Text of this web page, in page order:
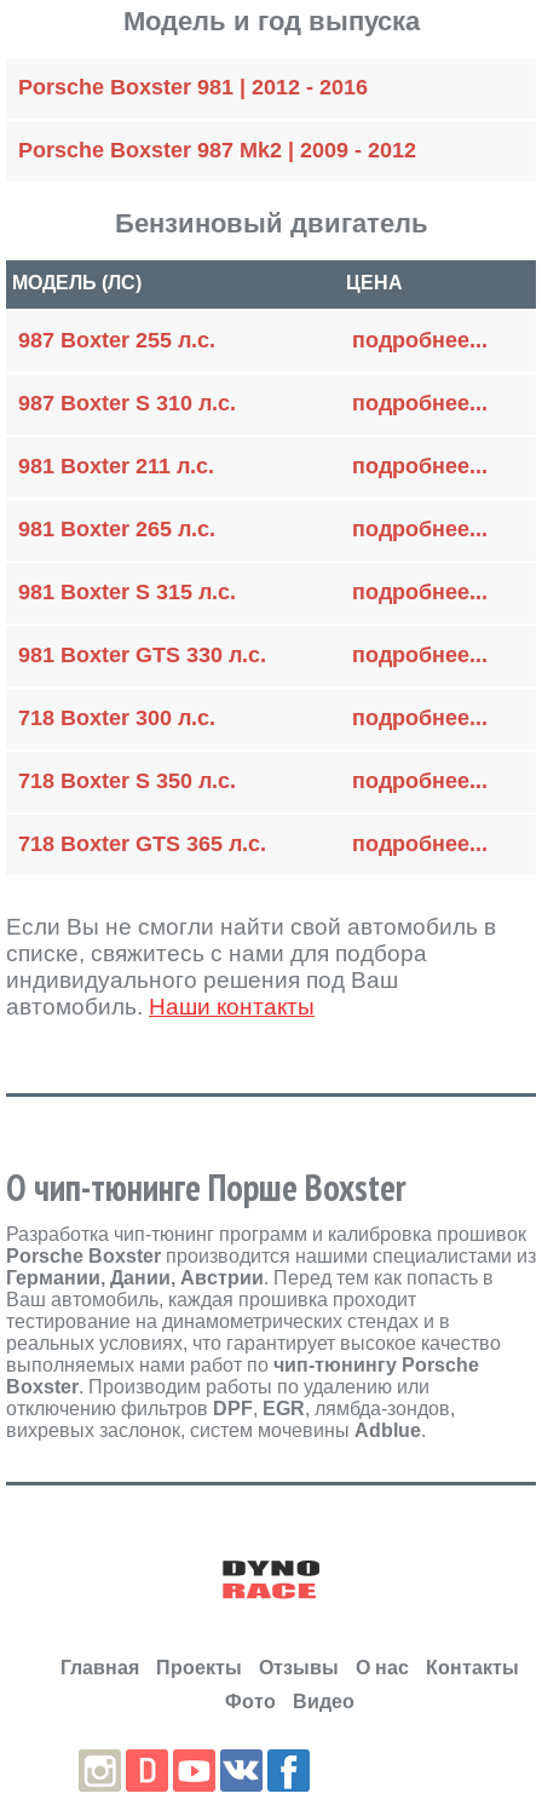
Модель и год выпуска
Porsche Boxster 981 | 2012 - 2016
Porsche Boxster 987 Mk2 | 2009 - 2012
Бензиновый двигатель
МОДЕЛЬ (ЛС) ЦЕНА
987 Boxter 255 л.с. подробнее...
987 Boxter S 310 л.с. подробнее...
981 Boxter 211 л.с. подробнее...
981 Boxter 265 л.с. подробнее...
981 Boxter S 315 л.с. подробнее...
981 Boxter GTS 330 л.с. подробнее...
718 Boxter 300 л.с. подробнее...
718 Boxter S 350 л.с. подробнее...
718 Boxter GTS 365 л.с. подробнее...
Если Вы не смогли найти свой автомобиль в
списке, свяжитесь с нами для подбора
индивидуального решения под Ваш
автомобиль. Наши контакты
О чип-тюнинге Порше Boxster
Разработка чип-тюнинг программ и калибровка прошивок
Porsche Boxster производится нашими специалистами из
Германии, Дании, Австрии. Перед тем как попасть в
Ваш автомобиль, каждая прошивка проходит
тестирование на динамометрических стендах и в
реальных условиях, что гарантирует высокое качество
выполняемых нами работ по чип-тюнингу Porsche
Boxster. Производим работы по удалению или
отключению фильтров DPF, EGR, лямбда-зондов,
вихревых заслонок, систем мочевины Adblue.
Главная Проекты Отзывы О нас
Контакты
Фото
Видео